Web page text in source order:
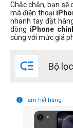
0đ
Chắc chắn, bạn sẽ
mà điện thoại
nhanh tay đặt
dòng iPhone
cùng với mức giá
 Bộ lọc
Tạm hết hàng
